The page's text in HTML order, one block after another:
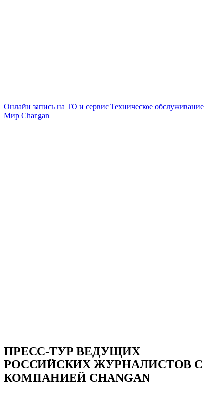
Онлайн запись на ТО и сервис Техническое обслуживание
Мир Changan
ПРЕСС-ТУР ВЕДУЩИХ
РОССИЙСКИХ ЖУРНАЛИСТОВ С
КОМПАНИЕЙ CHANGAN